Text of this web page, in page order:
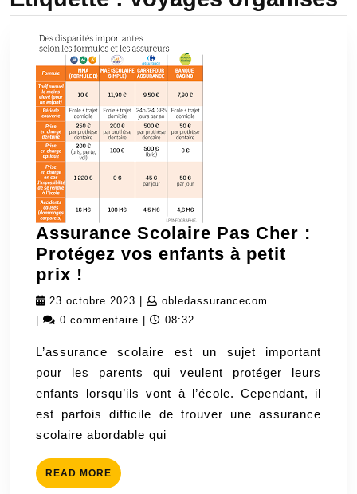
Assurance Scolaire Pas Cher :
Protégez vos enfants à petit
prix !
Scolaire
Pas
:
Protégez
vos
enfants
à
petit
prix
23 octobre 2023 23
octobre
obledassurancecom
0 commentaire 08:32
L’assurance scolaire est un sujet important
pour les parents qui veulent protéger leurs
enfants lorsqu’ils vont à l’école. Cependant, il
est parfois difficile de trouver une assurance
scolaire abordable qui
READ MORE READ
MORE